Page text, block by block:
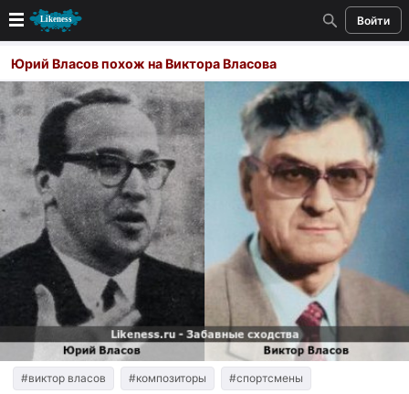
Войти
Новые
Лучшие
Голосование
Кандидаты
Случайное сходство 👍
Создать сходство
Для публикации необходима авторизация
Поиск
Юрий Власов похож на Виктора Власова
#виктор власов #композиторы #спортсмены